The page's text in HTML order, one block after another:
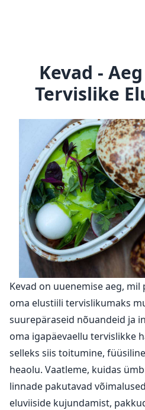
Kevad -
Tervislike
Kevad on uuenemise aeg,
oma elustiili tervislikumaks
suurepäraseid nõuandeid ja
oma igapäevaellu tervislikke
selleks siis toitumine,
heaolu. Vaatleme, kuidas
linnade pakutavad
eluviiside kujundamist,